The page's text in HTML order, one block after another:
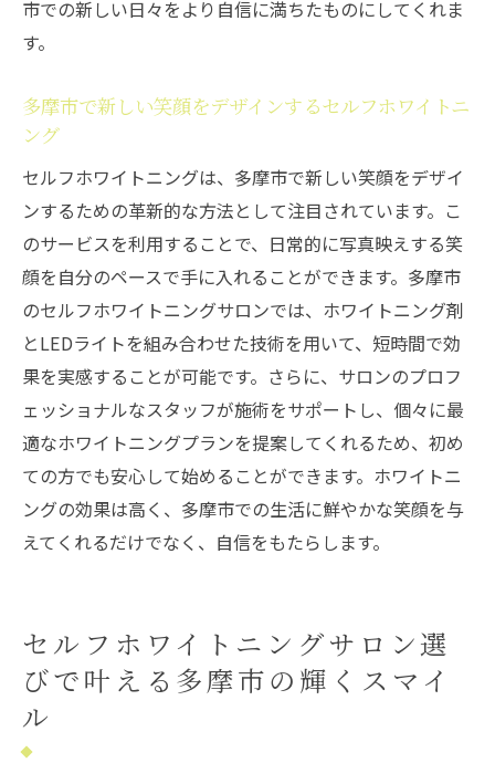
グの魅力
セルフホワイトニングの新技術で多摩市で
多摩市で試すべきセルフホワイトニングの
最新テクノロジー
最新技術を駆使する多摩市のセルフホワイ
トニングの特長
多摩市で体験する革新的なセルフホワイト
ニングの魅力
多摩市のセルフホワイトニングで最新技術
を活用する理由
多摩市でセルフホワイトニングを選ぶ理由写真
映えする笑顔を手に入れよう
多摩市でセルフホワイトニングを選ぶべき
変させる
多摩市でセルフホワイトニングを選択する
市での新しい日々をより自信に満ちたものにしてくれま
す。
多摩市で新しい笑顔をデザインするセルフホワイトニ
ング
セルフホワイトニングは、多摩市で新しい笑顔をデザイ
ンするための革新的な方法として注目されています。こ
のサービスを利用することで、日常的に写真映えする笑
顔を自分のペースで手に入れることができます。多摩市
のセルフホワイトニングサロンでは、ホワイトニング剤
とLEDライトを組み合わせた技術を用いて、短時間で効
果を実感することが可能です。さらに、サロンのプロフ
ェッショナルなスタッフが施術をサポートし、個々に最
適なホワイトニングプランを提案してくれるため、初め
ての方でも安心して始めることができます。ホワイトニ
ングの効果は高く、多摩市での生活に鮮やかな笑顔を与
えてくれるだけでなく、自信をもたらします。
セルフホワイトニングサロン選
びで叶える多摩市の輝くスマイ
ル